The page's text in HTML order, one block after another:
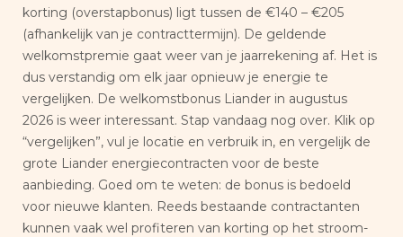
korting (overstapbonus) ligt tussen de €140 – €205
(afhankelijk van je contracttermijn). De geldende
welkomstpremie gaat weer van je jaarrekening af. Het is
dus verstandig om elk jaar opnieuw je energie te
vergelijken. De welkomstbonus Liander in augustus
2026 is weer interessant. Stap vandaag nog over. Klik op
“vergelijken”, vul je locatie en verbruik in, en vergelijk de
grote Liander energiecontracten voor de beste
aanbieding. Goed om te weten: de bonus is bedoeld
voor nieuwe klanten. Reeds bestaande contractanten
kunnen vaak wel profiteren van korting op het stroom-